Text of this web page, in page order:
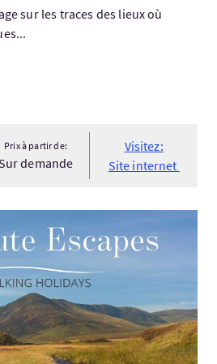
sur les traces des lieux où
Prix à partir de:
demande
Visitez:
Site internet
- Self-Guided Walking Holiday